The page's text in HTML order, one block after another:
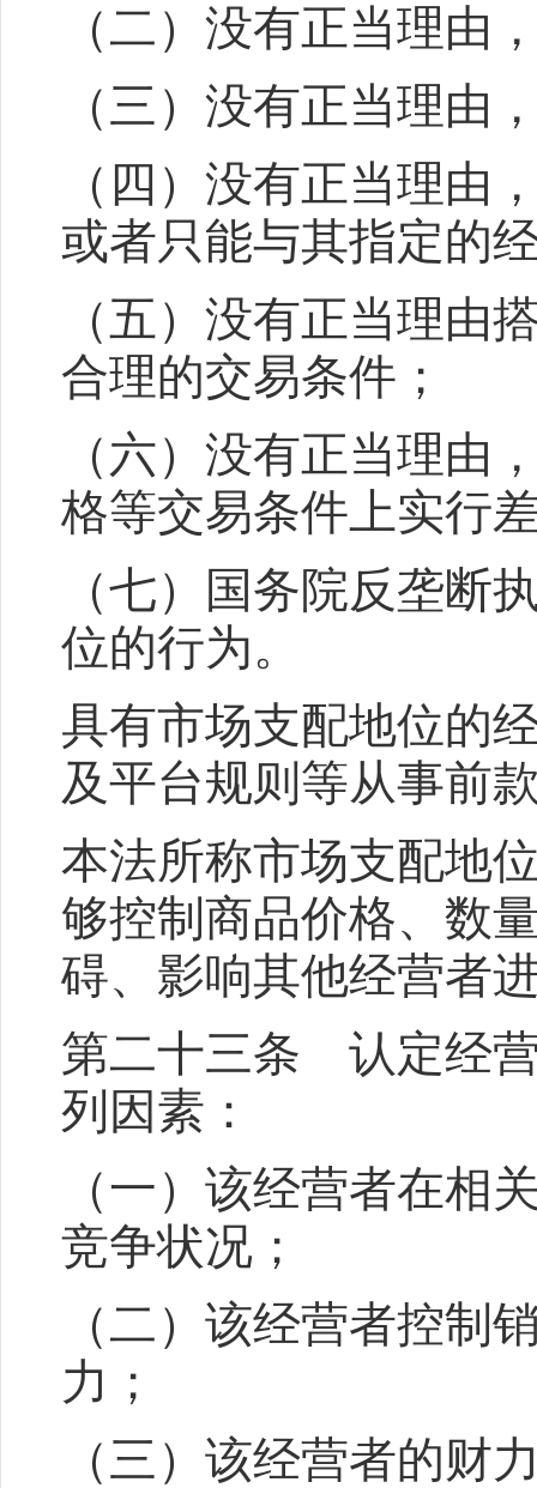
（二）没有正当理由
（三）没有正当理由
（四）没有正当理由
或者只能与其指定的
（五）没有正当理由
合理的交易条件；
（六）没有正当理由
格等交易条件上实行
（七）国务院反垄断
位的行为。
具有市场支配地位的
及平台规则等从事前
本法所称市场支配地
够控制商品价格、数
碍、影响其他经营者
第二十三条 认定经
列因素：
（一）该经营者在相
竞争状况；
（二）该经营者控制
力；
（三）该经营者的财